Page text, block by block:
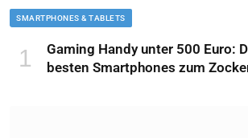
SMARTPHONES & TABLETS
Gaming Handy unter 500 Euro:
besten Smartphones zum